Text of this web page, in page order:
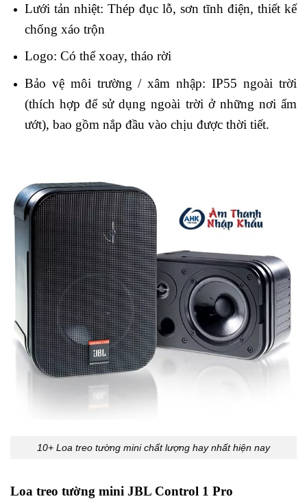
Lưới tản nhiệt: Thép đục lỗ, sơn tĩnh điện, thiết kế
chống xáo trộn
Logo: Có thể xoay, tháo rời
Bảo vệ môi trường / xâm nhập: IP55 ngoài trời
(thích hợp để sử dụng ngoài trời ở những nơi ẩm
ướt), bao gồm nắp đầu vào chịu được thời tiết.
10+ Loa treo tường mini chất lượng hay nhất hiện nay
Loa treo tường mini JBL Control 1 Pro